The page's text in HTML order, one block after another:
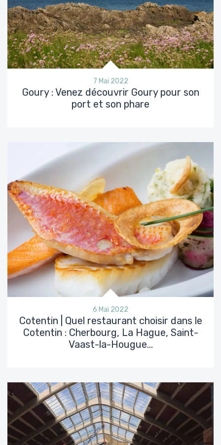
7 Mai 2022
Goury : Venez découvrir Goury pour son
port et son phare
6 Mai 2022
Cotentin | Quel restaurant choisir dans le
Cotentin : Cherbourg, La Hague, Saint-
Vaast-la-Hougue…